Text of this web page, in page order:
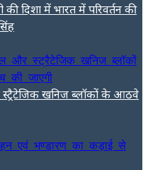
दिशा में भारत में परिवर्तन की
स्ट्रैटेजिक खनिज ब्लॉकों के आठवे